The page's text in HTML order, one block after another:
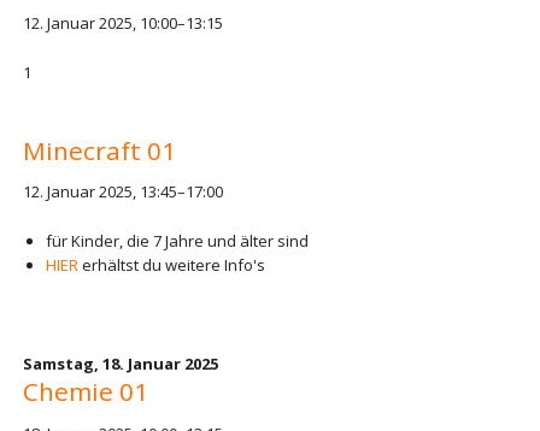
12. Januar 2025, 10:00–13:15
1
Minecraft 01
12. Januar 2025, 13:45–17:00
für Kinder, die 7 Jahre und älter sind
HIERerhältst du weitere Info's
Samstag, 18. Januar 2025
Chemie 01